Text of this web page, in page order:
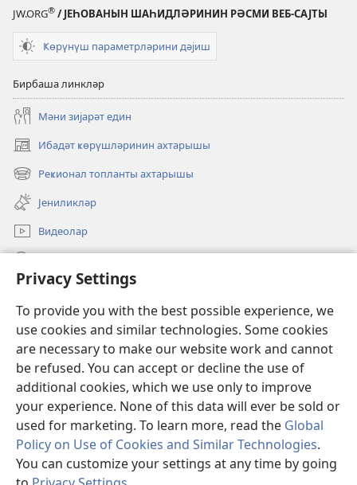
Privacy Settings
To provide you with the best possible experience, we
use cookies and similar technologies. Some cookies
are necessary to make our website work and cannot
be refused. You can accept or decline the use of
additional cookies, which we use only to improve
your experience. None of this data will ever be sold or
used for marketing. To learn more, read the Global
Policy on Use of Cookies and Similar Technologies.
You can customize your settings at any time by going
JW.ORG® / ЈЕҺОВАНЫН ШАҺИДЛӘРИНИН РӘСМИ ВЕБ-САЈТЫ
Ҝөрүнүш параметрләрини дәјиш
Бирбаша линкләр
Мәни зијарәт един
Ибадәт ҝөрүшләринин ахтарышы
(opens
new
window)
Реҝионал топланты ахтарышы
(opens
new
window)
Јениликләр
Видеолар
(opens
window)Ҝөзәтчи гүлләсинин онлајн китабханасы
(opens
new
window)JW Hub ®
(opens
new
window)
Copyright© 2026 Watch Tower Bible and Tract Society of Pennsylvania.
ИСТИФАДӘ ШӘРТЛӘРИ